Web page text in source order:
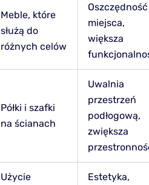
Meble, które
służą do
różnych celów
Oszczędność
miejsca,
większa
Półki i szafki
na ścianach
Uwalnia
przestrzeń
podłogową,
zwiększa
Użycie Estetyka,